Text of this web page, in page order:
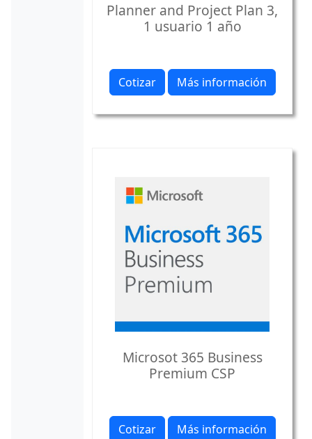
Planner and Project Plan 3,
1 usuario 1 año
Cotizar Más información
Microsot 365 Business
Premium CSP
Cotizar Más información